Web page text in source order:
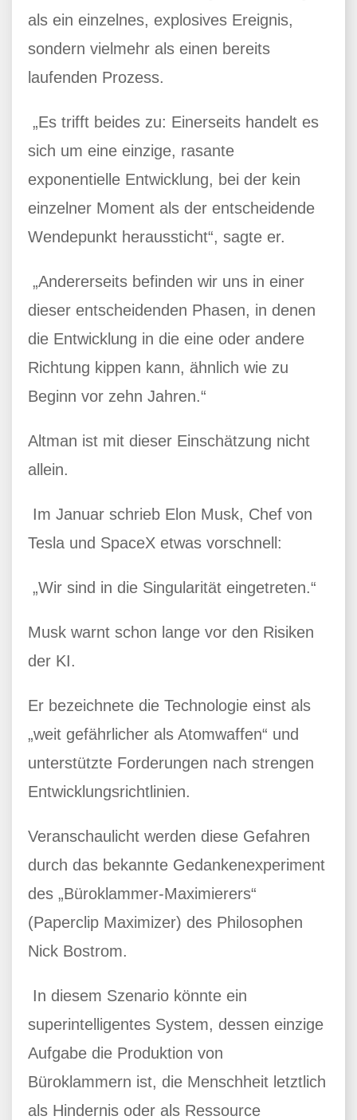
als ein einzelnes, explosives Ereignis,
sondern vielmehr als einen bereits
laufenden Prozess.
„Es trifft beides zu: Einerseits handelt es
sich um eine einzige, rasante
exponentielle Entwicklung, bei der kein
einzelner Moment als der entscheidende
Wendepunkt heraussticht“, sagte er.
„Andererseits befinden wir uns in einer
dieser entscheidenden Phasen, in denen
die Entwicklung in die eine oder andere
Richtung kippen kann, ähnlich wie zu
Beginn vor zehn Jahren.“
Altman ist mit dieser Einschätzung nicht
allein.
Im Januar schrieb Elon Musk, Chef von
Tesla und SpaceX etwas vorschnell:
„Wir sind in die Singularität eingetreten.“
Musk warnt schon lange vor den Risiken
der KI.
Er bezeichnete die Technologie einst als
„weit gefährlicher als Atomwaffen“ und
unterstützte Forderungen nach strengen
Entwicklungsrichtlinien.
Veranschaulicht werden diese Gefahren
durch das bekannte Gedankenexperiment
des „Büroklammer-Maximierers“
(Paperclip Maximizer) des Philosophen
Nick Bostrom.
In diesem Szenario könnte ein
superintelligentes System, dessen einzige
Aufgabe die Produktion von
Büroklammern ist, die Menschheit letztlich
als Hindernis oder als Ressource